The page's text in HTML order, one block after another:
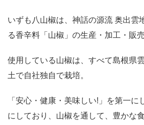
いずも八山椒は、神話の源流 奥出雲
る香辛料「山椒」の生産・加工・販売
使用している山椒は、すべて島根県
土で自社独自で栽培。
「安心・健康・美味しい!」を第一に
にしており、山椒を通して、豊かな